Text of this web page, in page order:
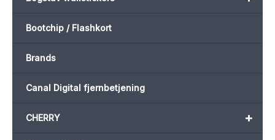
Bootchip / Flashkort
Brands
Canal Digital fjernbetjening
+
CHERRY